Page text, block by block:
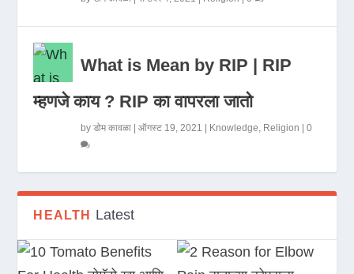
What is Mean by RIP | RIP
म्हणजे काय ? RIP का वापरला जातो
byडोम कावळा |ऑगस्ट 19, 2021 Knowledge, Religion |0
HEALTH Latest